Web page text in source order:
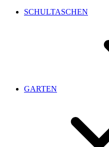
SCHULTASCHEN
GARTEN